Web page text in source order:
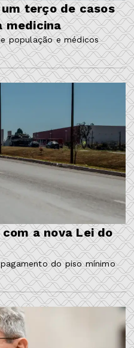
terço de casos
medicina
população e médicos
a nova Lei do
do piso mínimo